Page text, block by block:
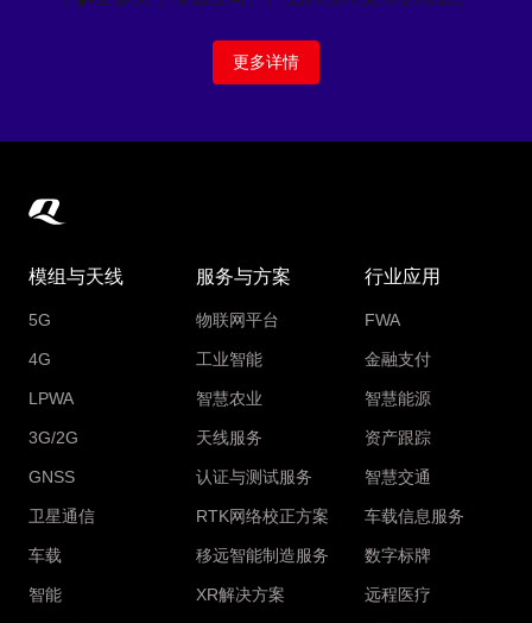
更多详情
模组与天线
5G
4G
LPWA
3G/2G
GNSS
卫星通信
车载
智能
服务与方案
物联网平台
工业智能
智慧农业
天线服务
认证与测试服务
RTK网络校正方案
移远智能制造服务
XR解决方案
行业应用
FWA
金融支付
智慧能源
资产跟踪
智慧交通
车载信息服务
数字标牌
远程医疗